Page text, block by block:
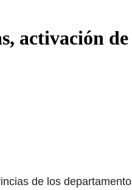
activación
de los